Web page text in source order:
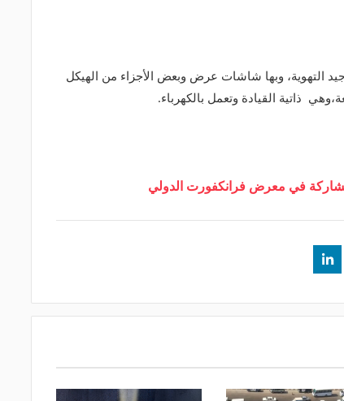
التهوية، وبها شاشات عرض وبعض الأجزاء من الهيكل
ذاتية القيادة وتعمل بالكهرباء.
في معرض فرانكفورت الدولي